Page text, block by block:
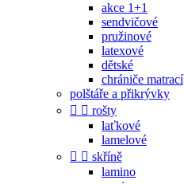
akce 1+1
sendvičové
pružinové
latexové
dětské
chrániče matrací
polštáře a přikrývky
  rošty
laťkové
lamelové
  skříně
lamino